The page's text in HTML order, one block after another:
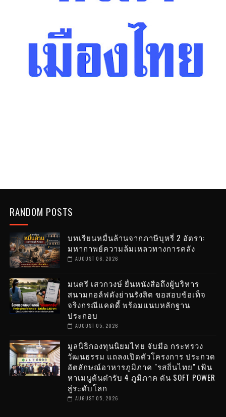
RANDOM POSTS
บทเรียนหมื่นล้านจากภาษีบุหรี่ 2 อัตรา:
มหากาพย์ความล้มเหลวทางการคลัง
AUGUST 06, 2026
มนตรี เสวกวงษ์ ยื่นหนังสือถึงผู้บริหาร
สนามกอล์ฟดังย่านรังสิต ขอสอบข้อเท็จ
จริงกรณีแคดดี้ พร้อมแนบหลักฐาน
ประกอบ
AUGUST 05, 2026
มูลนิธิกองทุนนิยมไทย จับมือ กระทรวง
วัฒนธรรม แถลงเปิดตัวโครงการ ประกวด
อัตลักษณ์อาหารภูมิภาค "รสถิ่นไทย" เฟ้น
หาเมนูต้นตำรับ 4 ภูมิภาค ดัน SOFT POWER
สู่ระดับโลก
AUGUST 05, 2026